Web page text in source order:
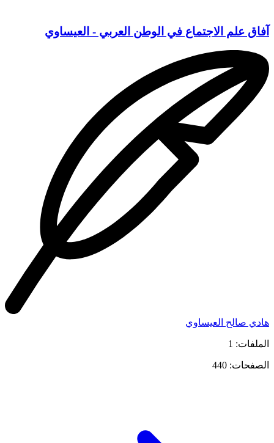
آفاق علم الاجتماع في الوطن العربي - العيساوي
هادي صالح العيساوي
الملفات: 1
الصفحات: 440